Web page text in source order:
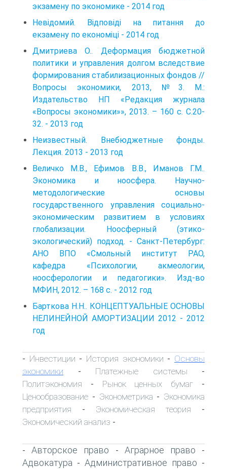
экзамену по экономике - 2014 год
Невідомий. Відповіді на питання до
екзамену по економіці - 2014 год
Дмитриева О.. Деформация бюджетной
политики и управления долгом вследствие
формирования стабилизационных фондов //
Вопросы экономики, 2013, №3. М.:
Издательство НП «Редакция журнала
«Вопросы экономики»», 2013. – 160 с. С.20-
32. - 2013 год
Неизвестный. Внебюджетные фонды.
Лекция. 2013 - 2013 год
Величко М.В., Ефимов В.В., Иманов Г.М..
Экономика и ноосфера. Научно-
методологические основы
государственного управления социально-
экономическим развитием в условиях
глобализации. Ноосферный (этико-
экологический) подход. - Санкт-Петербург:
АНО ВПО «Смольный институт РАО,
кафедра «Психологии, акмеологии,
ноосферологии и педагогики». Изд-во
МФИН, 2012. – 168 с. - 2012 год
Барткова Н.Н.. КОНЦЕПТУАЛЬНЫЕ ОСНОВЫ
НЕЛИНЕЙНОЙ АМОРТИЗАЦИИ 2012 - 2012
год
- Инвестиции - История экономики - Основы
экономики - Платежные системы -
Политэкономия - Рынок ценных бумаг -
Ценообразование - Эконометрика - Экономика
предприятия - Экономическая теория -
Экономический анализ -
-Авторское право - Аграрное право -
Адвокатура - Административное право -